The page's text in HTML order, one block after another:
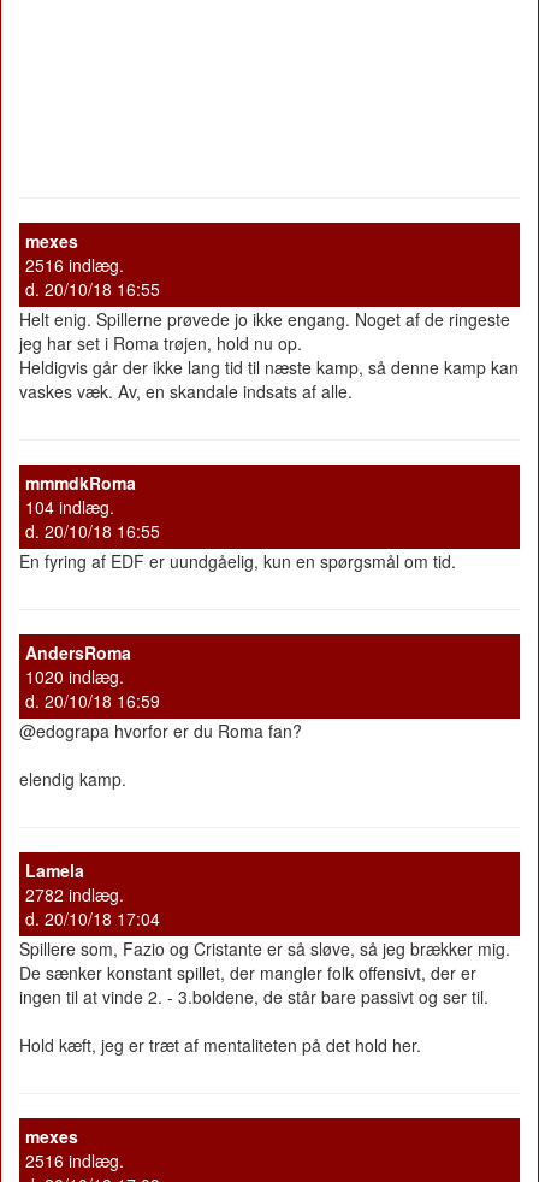
mexes
2516 indlæg.
d. 20/10/18 16:55
Helt enig. Spillerne prøvede jo ikke engang. Noget af de ringeste
jeg har set i Roma trøjen, hold nu op.
Heldigvis går der ikke lang tid til næste kamp, så denne kamp kan
vaskes væk. Av, en skandale indsats af alle.
mmmdkRoma
104 indlæg.
d. 20/10/18 16:55
En fyring af EDF er uundgåelig, kun en spørgsmål om tid.
AndersRoma
1020 indlæg.
d. 20/10/18 16:59
@edograpa hvorfor er du Roma fan?
elendig kamp.
Lamela
2782 indlæg.
d. 20/10/18 17:04
Spillere som, Fazio og Cristante er så sløve, så jeg brækker mig.
De sænker konstant spillet, der mangler folk offensivt, der er
ingen til at vinde 2. - 3.boldene, de står bare passivt og ser til.
Hold kæft, jeg er træt af mentaliteten på det hold her.
mexes
2516 indlæg.